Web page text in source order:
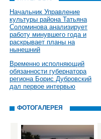
Начальник Управление
культуры района Татьяна
Соломинова анализирует
работу минувшего года и
раскрывает планы на
нынешний
Временно исполняющий
обязанности губернатора
региона Борис Дубровский
дал первое интервью
ФОТОГАЛЕРЕЯ